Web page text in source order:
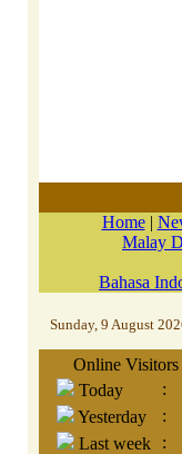
Home|
Malay
Bahasa
Sunday, 9 August
Online Visitors
Today
:
Yesterday
:
Last week
: